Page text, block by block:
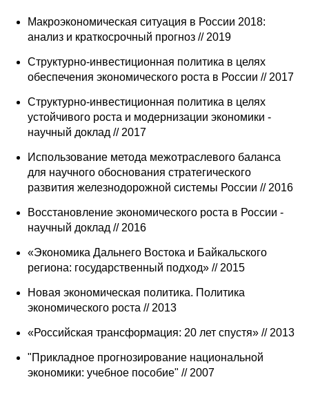
Материалы
Конкурсы и вакансии
Контакты
Виктор Ивантер был не только колумнистом
«Российской газеты», но и настоящим другом
Макроэкономическая ситуация в России 2018:
анализ и краткосрочный прогноз // 2019
Cтруктурно-инвестиционная политика в целях
обеспечения экономического роста в России // 2017
Структурно-инвестиционная политика в целях
устойчивого роста и модернизации экономики -
научный доклад // 2017
Использование метода межотраслевого баланса
для научного обоснования стратегического
развития железнодорожной системы России // 2016
Восстановление экономического роста в России -
научный доклад // 2016
«Экономика Дальнего Востока и Байкальского
региона: государственный подход» // 2015
Новая экономическая политика. Политика
экономического роста // 2013
«Российская трансформация: 20 лет спустя» // 2013
"Прикладное прогнозирование национальной
экономики: учебное пособие" // 2007